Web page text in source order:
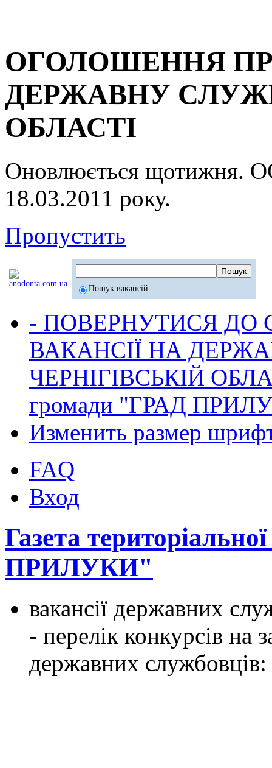
ОГОЛОШЕННЯ
ДЕРЖАВНУ
ОБЛАСТІ
Оновлюється
18.03.2011 року.
Пропустить
Пошук вакансій
- ПОВЕРНУТИСЯ ДО
ВАКАНСІЇ НА
ЧЕРНІГІВСЬКІЙ
громади "ГРАД
Изменить размер
FAQ
Вход
Газета
ПРИЛУКИ"
вакансії державних
- перелік конкурсів на
державних службовців: